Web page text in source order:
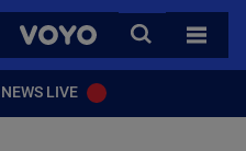
VOYO
CAUTA
TOATE
LIVE